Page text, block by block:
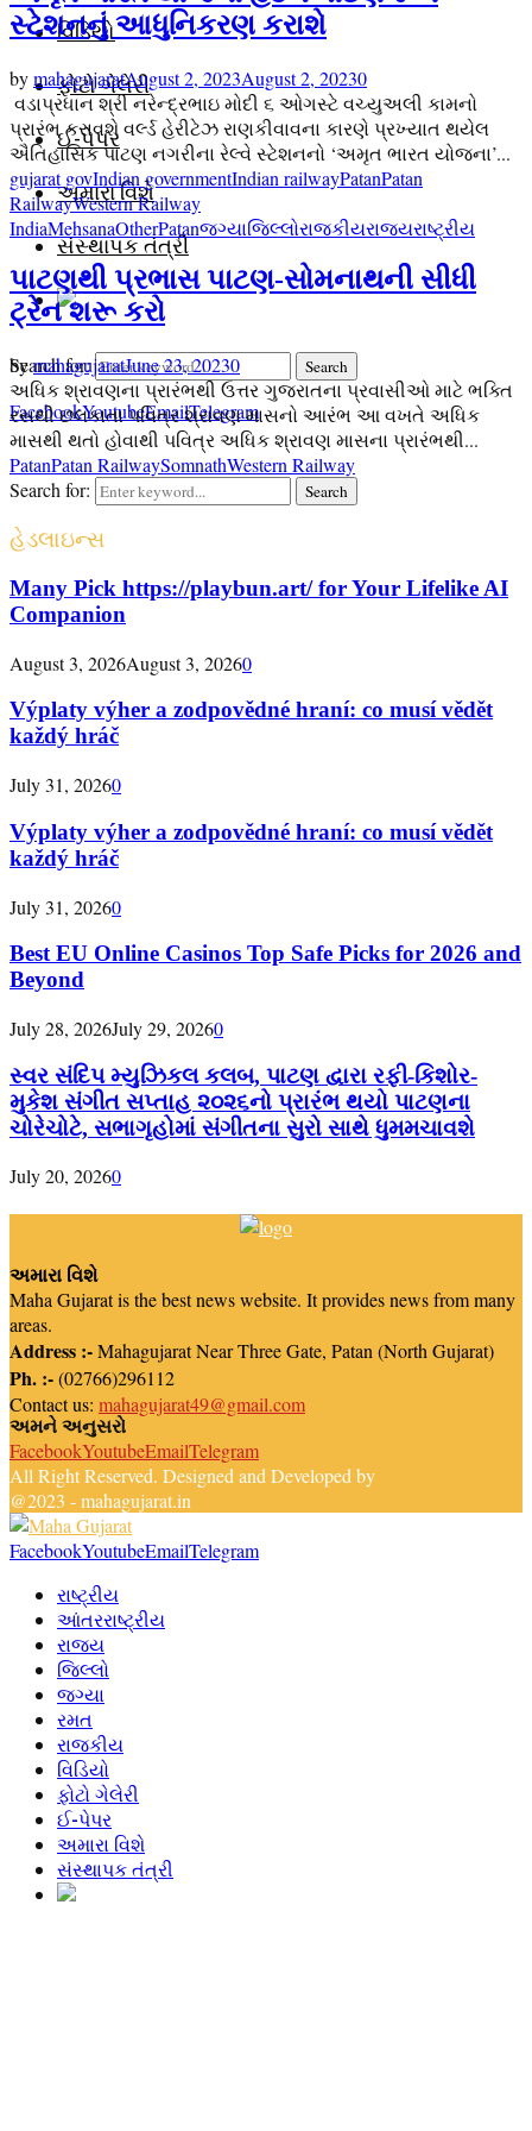
વિડિયો
ફોટો ગેલેરી
ઈ-પેપર
અમારા વિશે
સંસ્થાપક તંત્રી
Search for: Search
FacebookYoutubeEmailTelegram
સ્ટેશનનું આધુનિકરણ કરાશે
bymahagujaratAugust 2, 2023August 2, 20230
­ વડાપ્રધાન શ્રી નરેન્દ્રભાઇ મોદી ૬ ઓગસ્ટે વચ્યુઅલી કામનો
પ્રારંભ કરાવશે વર્લ્ડ હેરીટેઝ રાણકીવાવના કારણે પ્રખ્યાત થયેલ
ઐતિહાસિક પાટણ નગરીના રેલ્વે સ્ટેશનનો ‘અમૃત ભારત યોજના’...
gujarat govIndian governmentIndian railwayPatanPatan
RailwayWestern Railway
IndiaMehsanaOtherPatanજગ્યાજિલ્લોરાજકીયરાજ્યરાષ્ટ્રીય
પાટણથી પ્રભાસ પાટણ-સોમનાથની સીધી
ટ્રેન શરૂ કરો
bymahagujaratJune 23, 20230
અધિક શ્રાવણના પ્રારંભથી ઉત્તર ગુજરાતના પ્રવાસીઓ માટે ભક્તિ
રસથી છલકાતા પવિત્ર શ્રાવણ માસનો આરંભ આ વખતે અધિક
માસથી થતો હોવાથી પવિત્ર અધિક શ્રાવણ માસના પ્રારંભથી...
PatanPatan RailwaySomnathWestern Railway
Search for:
Search
હેડલાઇન્સ
Many Pick https://playbun.art/ for Your Lifelike AI
Companion
August 3, 2026August 3, 20260
Výplaty výher a zodpovědné hraní: co musí vědět
každý hráč
July 31, 20260
Výplaty výher a zodpovědné hraní: co musí vědět
každý hráč
July 31, 20260
Best EU Online Casinos Top Safe Picks for 2026 and
Beyond
July 28, 2026July 29, 20260
સ્વર સંદિપ મ્યુઝિકલ કલબ, પાટણ દ્વારા રફી-કિશોર-
મુકેશ સંગીત સપ્તાહ ૨૦૨૬નો પ્રારંભ થયો પાટણના
ચોરેચોટે, સભાગૃહોમાં સંગીતના સુરો સાથે ધુમમચાવશે
July 20, 20260
અમારા વિશે
Maha Gujarat is the best news website. It provides news from many
areas.
Address :-Mahagujarat Near Three Gate, Patan (North Gujarat)
Ph. :-(02766)296112
Contact us: mahagujarat49@gmail.com
અમને અનુસરો
FacebookYoutubeEmailTelegram
All Right Reserved. Designed and Developed by
@2023 - mahagujarat.in
FacebookYoutubeEmailTelegram
રાષ્ટ્રીય
આંતરરાષ્ટ્રીય
રાજ્ય
જિલ્લો
જગ્યા
રમત
રાજકીય
વિડિયો
ફોટો ગેલેરી
ઈ-પેપર
અમારા વિશે
સંસ્થાપક તંત્રી